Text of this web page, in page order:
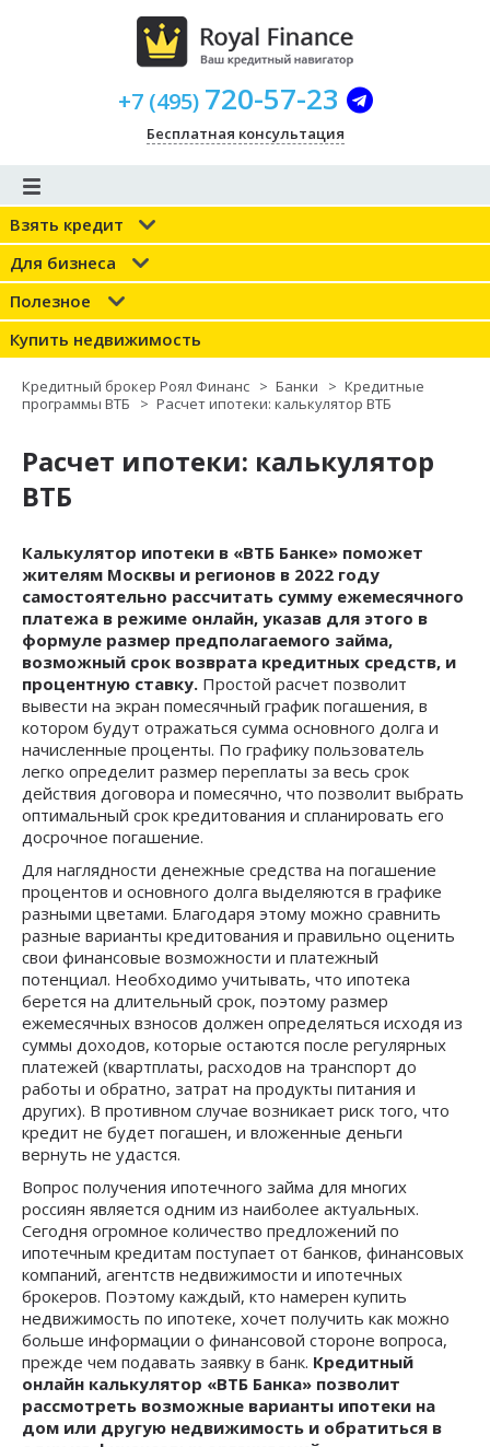
+7(495) 720-57-23
Бесплатная консультация
Взять кредит
Для бизнеса
Полезное
Купить недвижимость
Кредитный брокер Роял Финанс > Банки > Кредитные
программы ВТБ
> Расчет ипотеки: калькулятор ВТБ
Расчет ипотеки: калькулятор
ВТБ
Калькулятор ипотеки в «ВТБ Банке» поможет
жителям Москвы и регионов в 2022 году
самостоятельно рассчитать сумму ежемесячного
платежа в режиме онлайн, указав для этого в
формуле размер предполагаемого займа,
возможный срок возврата кредитных средств, и
процентную ставку. Простой расчет позволит
вывести на экран помесячный график погашения, в
котором будут отражаться сумма основного долга и
начисленные проценты. По графику пользователь
легко определит размер переплаты за весь срок
действия договора и помесячно, что позволит выбрать
оптимальный срок кредитования и спланировать его
досрочное погашение.
Для наглядности денежные средства на погашение
процентов и основного долга выделяются в графике
разными цветами. Благодаря этому можно сравнить
разные варианты кредитования и правильно оценить
свои финансовые возможности и платежный
потенциал. Необходимо учитывать, что ипотека
берется на длительный срок, поэтому размер
ежемесячных взносов должен определяться исходя из
суммы доходов, которые остаются после регулярных
платежей (квартплаты, расходов на транспорт до
работы и обратно, затрат на продукты питания и
других). В противном случае возникает риск того, что
кредит не будет погашен, и вложенные деньги
вернуть не удастся.
Вопрос получения ипотечного займа для многих
россиян является одним из наиболее актуальных.
Сегодня огромное количество предложений по
ипотечным кредитам поступает от банков, финансовых
компаний, агентств недвижимости и ипотечных
брокеров. Поэтому каждый, кто намерен купить
недвижимость по ипотеке, хочет получить как можно
больше информации о финансовой стороне вопроса,
прежде чем подавать заявку в банк. Кредитный
онлайн калькулятор «ВТБ Банка» позволит
рассмотреть возможные варианты ипотеки на
дом или другую недвижимость и обратиться в